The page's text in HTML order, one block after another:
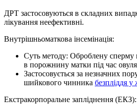
ДРТ застосовуються в складних
лікування неефективні.
Внутрішньоматкова інсемінація:
Суть методу: Оброблену сперму
в порожнину матки під час
Застосовується за незначних
шийкового чинника безпліддя у
Екстракорпоральне запліднення (ЕКЗ):